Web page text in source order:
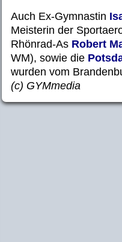
Auch Ex-Gymnastin
Meisterin der
Rhönrad-As Robert
WM), sowie die
wurden vom
(c) GYMmedia